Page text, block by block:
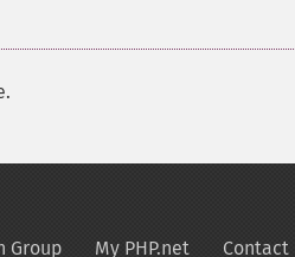
Group My PHP.net Contact